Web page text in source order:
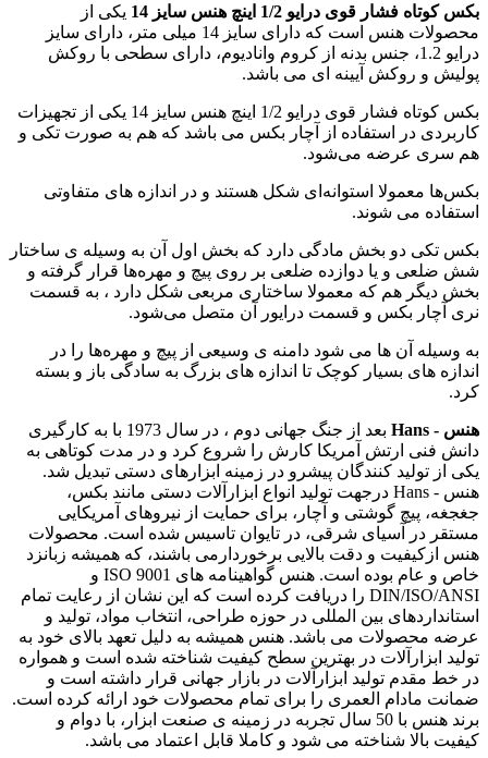
بکس کوتاه فشار قوی درایو 1/2 اینچ هنس سایز 14
یکی از
محصولات هنس است که دارای سایز 14 میلی متر، دارای سایز
درایو 1.2، جنس بدنه از کروم وانادیوم، دارای سطحی با روکش
پولیش و روکش آیینه ای می باشد.
بکس کوتاه فشار قوی درایو 1/2 اینچ هنس سایز 14 یکی از تجهیزات
کاربردی در استفاده از آچار بکس می باشد که هم به صورت تکی و
هم سری عرضه می‌شود.
بکس‌ها معمولا استوانه‌ای شکل هستند و در اندازه های متفاوتی
استفاده می‌ شوند.
بکس‌ تکی دو بخش مادگی دارد که بخش اول آن به وسیله ی ساختار
شش ضلعی و یا دوازده ضلعی بر روی پیچ و مهره‌ها قرار گرفته و
بخش دیگر هم که معمولا ساختاری مربعی شکل دارد ، به قسمت
نری آچار بکس و قسمت درایور آن متصل می‌شود.
به وسیله آن ها می شود دامنه ی وسیعی از پیچ و مهره‌ها را در
اندازه های بسیار کوچک تا اندازه های بزرگ به سادگی باز و بسته
کرد.
هنس - Hans
بعد از جنگ جهانی دوم ، در سال 1973 با به کارگیری
دانش فنی ارتش آمریکا کارش را شروع کرد و در مدت کوتاهی به
یکی از تولید کنندگان پیشرو در زمینه ابزارهای دستی تبدیل شد.
هنس - Hans درجهت تولید انواع ابزارآلات دستی مانند بکس،
جغجغه، پیچ گوشتی و آچار، برای حمایت از نیروهای آمریکایی
مستقر در آسیای شرقی، در تایوان تاسیس شده است. محصولات
هنس ازکیفیت و دقت بالایی برخوردارمی باشند، که همیشه زبانزد
خاص و عام بوده است. هنس گواهینامه های ISO 9001 و
DIN/ISO/ANSI را دریافت کرده است که این نشان از رعایت تمام
استانداردهای بین المللی در حوزه طراحی، انتخاب مواد، تولید و
عرضه محصولات می باشد. هنس همیشه به دلیل تعهد بالای خود به
تولید ابزارآلات در بهترین سطح کیفیت شناخته شده است و همواره
در خط مقدم تولید ابزارآلات در بازار جهانی قرار داشته است و
ضمانت مادام العمری را برای تمام محصولات خود ارائه کرده است.
برند هنس با 50 سال تجربه در زمینه ی صنعت ابزار، با دوام و
کیفیت بالا شناخته می شود و کاملا قابل اعتماد می باشد.